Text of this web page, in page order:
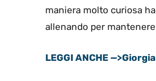
maniera molto curiosa
allenando per
LEGGI ANCHE